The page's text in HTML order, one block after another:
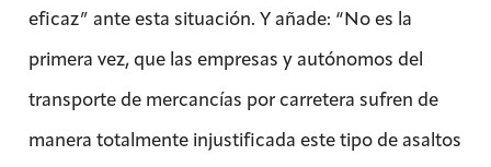
eficaz” ante esta situación. Y añade: “No es la
primera vez, que las empresas y autónomos del
transporte de mercancías por carretera sufren de
manera totalmente injustificada este tipo de asaltos